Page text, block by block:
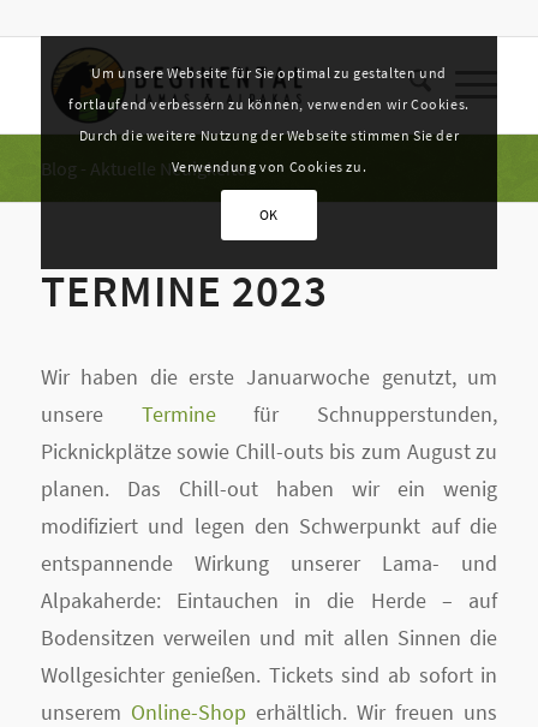
Blog - Aktuelle Neuigkeiten
TERMINE 2023
Wir haben die erste Januarwoche genutzt, um
unsere Terminefür Schnupperstunden,
Picknickplätze sowie Chill-outs bis zum August zu
planen. Das Chill-out haben wir ein wenig
modifiziert und legen den Schwerpunkt auf die
entspannende Wirkung unserer Lama- und
Alpakaherde: Eintauchen in die Herde – auf
Bodensitzen verweilen und mit allen Sinnen die
Wollgesichter genießen. Tickets sind ab sofort in
unserem Online-Shop erhältlich. Wir freuen uns
Um unsere Webseite für Sie optimal zu gestalten und
fortlaufend verbessern zu können, verwenden wir Cookies.
Durch die weitere Nutzung der Webseite stimmen Sie der
Verwendung von Cookies zu.
OK